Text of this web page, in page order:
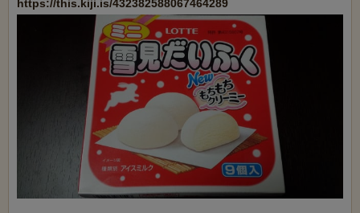
https://this.kiji.is/432382588067464289